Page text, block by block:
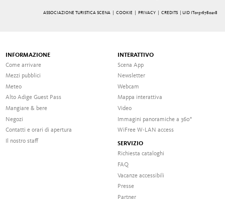
ASSOCIAZIONE TURISTICA SCENA | COOKIE PRIVACY| CREDITS | UID IT01516780218
INFORMAZIONE
Come arrivare
Mezzi pubblici
Meteo
Alto Adige Guest Pass
Mangiare & bere
Negozi
Contatti e orari di apertura
Il nostro staff
INTERATTIVO
Scena App
Newsletter
Webcam
Mappa interattiva
Video
Immagini panoramiche a 360°
WiFree W-LAN access
SERVIZIO
Richiesta cataloghi
FAQ
Vacanze accessibili
Presse
Partner